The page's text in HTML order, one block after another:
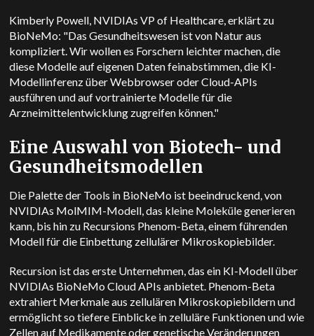
Kimberly Powell, NVIDIAs VP of Healthcare, erklärt zu
BioNeMo: "Das Gesundheitswesen ist von Natur aus
kompliziert. Wir wollen es Forschern leichter machen, die
diese Modelle auf eigenen Daten feinabstimmen, die KI-
Modellinferenz über Webbrowser oder Cloud-APIs
ausführen und auf vortrainierte Modelle für die
Arzneimittelentwicklung zugreifen können."
Eine Auswahl von Biotech- und
Gesundheitsmodellen
Die Palette der Tools in BioNeMo ist beeindruckend, von
NVIDIAs MolMIM-Modell, das kleine Moleküle generieren
kann, bis hin zu Recursions Phenom-Beta, einem führenden
Modell für die Einbettung zellulärer Mikroskopiebilder.
Recursion ist das erste Unternehmen, das ein KI-Modell über
NVIDIAs BioNeMo Cloud APIs anbietet. Phenom-Beta
extrahiert Merkmale aus zellulären Mikroskopiebildern und
ermöglicht so tiefere Einblicke in zelluläre Funktionen und wie
Zellen auf Medikamente oder genetische Veränderungen